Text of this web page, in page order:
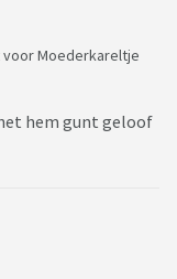
dingen,
voortouw in te
'echte' kerels...
bepaald, de vrouw
voor Moederkareltje
hem gunt geloof